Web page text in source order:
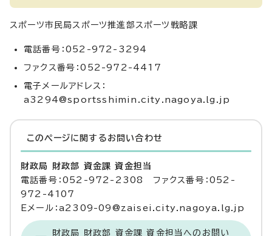
スポーツ市民局スポーツ推進部スポーツ戦略課
電話番号：052-972-3294
ファクス番号：052-972-4417
電子メールアドレス：
a3294@sportsshimin.city.nagoya.lg.jp
このページに関する お問い合わせ
財政局 財政部 資金課 資金担当
電話番号：052-972-2308 ファクス番号：052-
972-4107
Eメール：a2309-09@zaisei.city.nagoya.lg.jp
財政局 財政部 資金課 資金担当へのお問い